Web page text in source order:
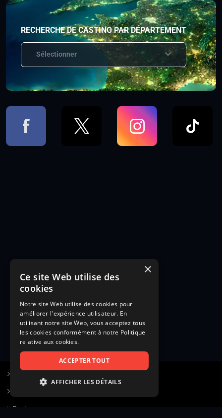
RECHERCHE DE CASTING PAR DÉPARTEMENT
Sélectionner
Poster une annonce
×
Ce site Web utilise des
cookies
Notre site Web utilise des cookies pour
améliorer l'expérience utilisateur. En
utilisant notre site Web, vous acceptez tous
les cookies conformément à notre Politique
relative aux cookies.
ACCEPTER TOUT
AFFICHER LES DÉTAILS